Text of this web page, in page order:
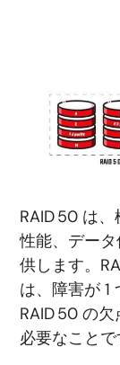
RAID 50 は
性能、デー
供します。
は、障害が 1
RAID 50 の
必要なことで